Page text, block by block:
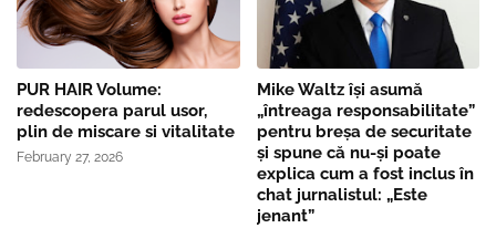
PUR HAIR Volume:
redescopera parul usor,
plin de miscare si vitalitate
February 27, 2026
Mike Waltz îşi asumă
„întreaga responsabilitate”
pentru breşa de securitate
și spune că nu-și poate
explica cum a fost inclus în
chat jurnalistul: „Este
jenant”